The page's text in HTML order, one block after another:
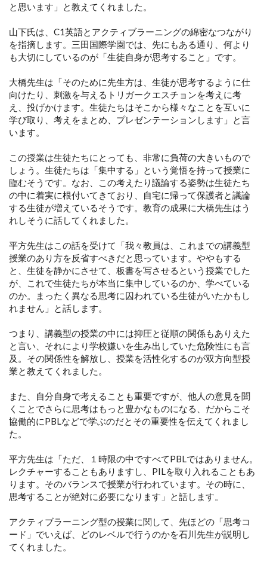
と思います」と教えてくれました。
山下氏は、C1英語とアクティブラーニングの綿密なつながり
を指摘します。三田国際学園では、先にもある通り、何より
も大切にしているのが「生徒自身が思考すること」です。
大橋先生は「そのために先生方は、生徒が思考するように仕
向けたり、刺激を与えるトリガークエスチョンを考えに考
え、投げかけます。生徒たちはそこから様々なことを互いに
学び取り、考えをまとめ、プレゼンテーションします」と言
います。
この授業は生徒たちにとっても、非常に負荷の大きいもので
しょう。生徒たちは「集中する」という覚悟を持って授業に
臨むそうです。なお、この考えたり議論する姿勢は生徒たち
の中に着実に根付いてきており、自宅に帰って保護者と議論
する生徒が増えているそうです。教育の成果に大橋先生はう
れしそうに話してくれました。
平方先生はこの話を受けて「我々教員は、これまでの講義型
授業のあり方を反省すべきだと思っています。ややもする
と、生徒を静かにさせて、板書を写させるという授業でした
が、これで生徒たちが本当に集中しているのか、学べている
のか。まったく異なる思考に囚われている生徒がいたかもし
れません」と話します。
つまり、講義型の授業の中には抑圧と従順の関係もありえた
と言い、それにより学校嫌いを生み出していた危険性にも言
及。その関係性を解放し、授業を活性化するのが双方向型授
業と教えてくれました。
また、自分自身で考えることも重要ですが、他人の意見を聞
くことでさらに思考はもっと豊かなものになる、だからこそ
協働的にPBLなどで学ぶのだとその重要性を伝えてくれまし
た。
平方先生は「ただ、１時限の中ですべてPBLではありません。
レクチャーすることもありますし、PILを取り入れることもあ
ります。そのバランスで授業が行われています。その時に、
思考することが絶対に必要になります」と話します。
アクティブラーニング型の授業に関して、先ほどの「思考コ
ード」でいえば、どのレベルで行うのかを石川先生が説明し
てくれました。